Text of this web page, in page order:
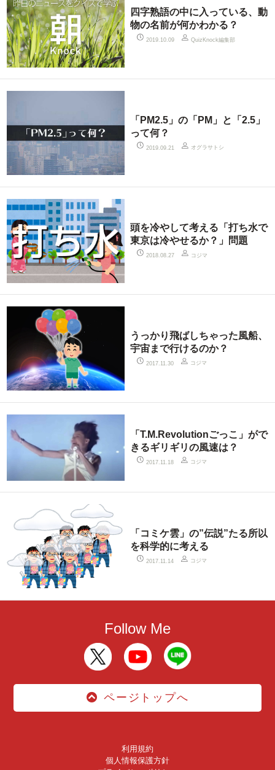
四字熟語の中に入っている、動
物の名前が何かわかる？
2019.10.09 QuizKnock編集部
「PM2.5」の「PM」と「2.5」
って何？
2019.09.21 オグラサトシ
頭を冷やして考える「打ち水で
東京は冷やせるか？」問題
2018.08.27 コジマ
うっかり飛ばしちゃった風船、
宇宙まで行けるのか？
2017.11.30 コジマ
「T.M.Revolutionごっこ」がで
きるギリギリの風速は？
2017.11.18 コジマ
「コミケ雲」の”伝説”たる所以
を科学的に考える
2017.11.14 コジマ
Follow Me
ページトップへ
利用規約
個人情報保護方針